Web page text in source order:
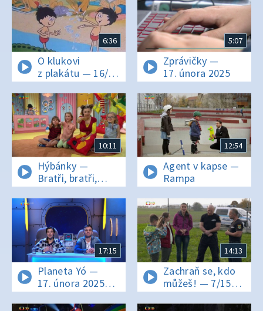
6:36
O klukovi
z plakátu — 16/26
Stěhování dravé
zvěře
5:07
Zprávičky —
17. února 2025
10:11
Hýbánky —
Bratři, bratři,
buďme jen veselí
12:54
Agent v kapse —
Rampa
17:15
Planeta Yó —
17. února 2025
15:55
14:13
Zachraň se, kdo
můžeš! — 7/15
Městská policie